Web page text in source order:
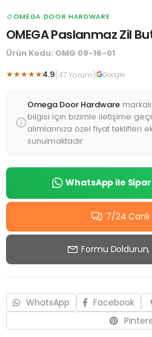
OMEGA DOOR HARDWARE
OMEGA Paslanmaz Zil
Ürün Kodu: OMG 09-16-01
★★★★★4.9(47 Yorum) Google
Omega Door Hardware
bilgisi için bizimle iletişime
alımlarınıza özel fiyat teklifleri
sunulmaktadır.
WhatsApp ile
7/24
Formu
WhatsApp Facebook